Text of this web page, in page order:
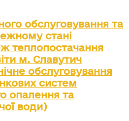
обслуговування та
стані
теплопостачання
м. Славутич
обслуговування
систем
опалення та
води)